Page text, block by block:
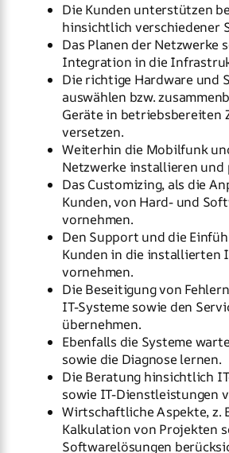
Die Kunden unterstützen
hinsichtlich verschiedener
Das Planen der Netzwerke
Integration in die
Die richtige Hardware und
auswählen bzw.
Geräte in betriebsbereiten
versetzen.
Weiterhin die Mobilfunk
Netzwerke installieren und
Das Customizing, als die
Kunden, von Hard- und
vornehmen.
Den Support und die
Kunden in die installierten
vornehmen.
Die Beseitigung von
IT-Systeme sowie den
übernehmen.
Ebenfalls die Systeme
sowie die Diagnose lernen.
Die Beratung hinsichtlich
sowie IT-Dienstleistungen
Wirtschaftliche Aspekte, z.
Kalkulation von Projekten
Softwarelösungen